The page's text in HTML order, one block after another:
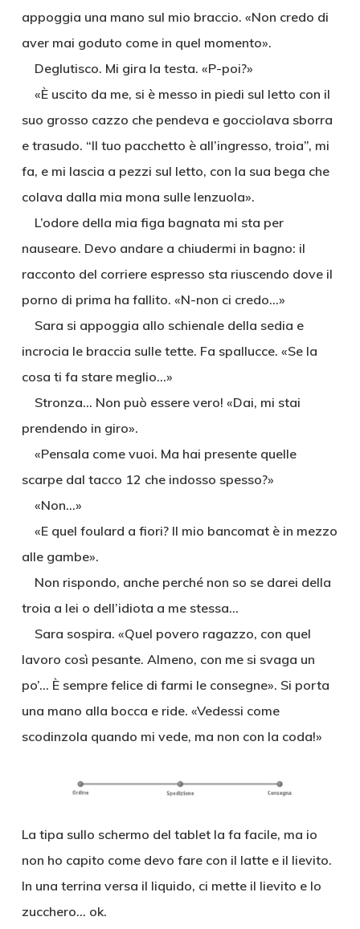
appoggia una mano sul mio braccio. «Non credo di
aver mai goduto come in quel momento».
Deglutisco. Mi gira la testa. «P-poi?»
«È uscito da me, si è messo in piedi sul letto con il
suo grosso cazzo che pendeva e gocciolava sborra
e trasudo. “Il tuo pacchetto è all’ingresso, troia”, mi
fa, e mi lascia a pezzi sul letto, con la sua bega che
colava dalla mia mona sulle lenzuola».
L’odore della mia figa bagnata mi sta per
nauseare. Devo andare a chiudermi in bagno: il
racconto del corriere espresso sta riuscendo dove il
porno di prima ha fallito. «N-non ci credo…»
Sara si appoggia allo schienale della sedia e
incrocia le braccia sulle tette. Fa spallucce. «Se la
cosa ti fa stare meglio…»
Stronza… Non può essere vero! «Dai, mi stai
prendendo in giro».
«Pensala come vuoi. Ma hai presente quelle
scarpe dal tacco 12 che indosso spesso?»
«Non…»
«E quel foulard a fiori? Il mio bancomat è in mezzo
alle gambe».
Non rispondo, anche perché non so se darei della
troia a lei o dell’idiota a me stessa…
Sara sospira. «Quel povero ragazzo, con quel
lavoro così pesante. Almeno, con me si svaga un
po’… È sempre felice di farmi le consegne». Si porta
una mano alla bocca e ride. «Vedessi come
scodinzola quando mi vede, ma non con la coda!»
La tipa sullo schermo del tablet la fa facile, ma io
non ho capito come devo fare con il latte e il lievito.
In una terrina versa il liquido, ci mette il lievito e lo
zucchero… ok.